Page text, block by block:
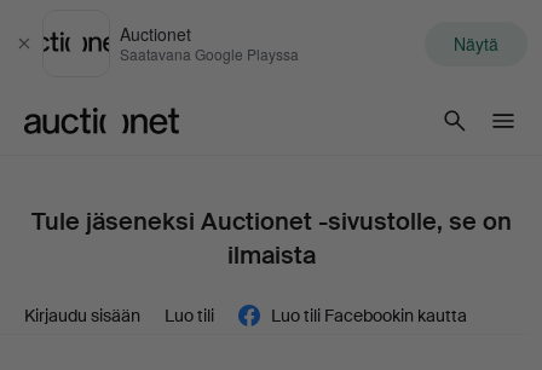
Sulje
Auctionet
Saatavana Google Playssa Näytä
Tule jäseneksi Auctionet -sivustolle, se on
ilmaista
Kirjaudu sisään Luo tili Luo tili Facebookin kautta